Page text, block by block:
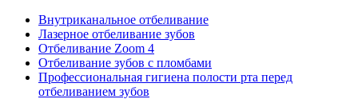
Внутриканальное отбеливание
Лазерное отбеливание зубов
Отбеливание Zoom 4
Отбеливание зубов с пломбами
Профессиональная гигиена полости рта перед
отбеливанием зубов